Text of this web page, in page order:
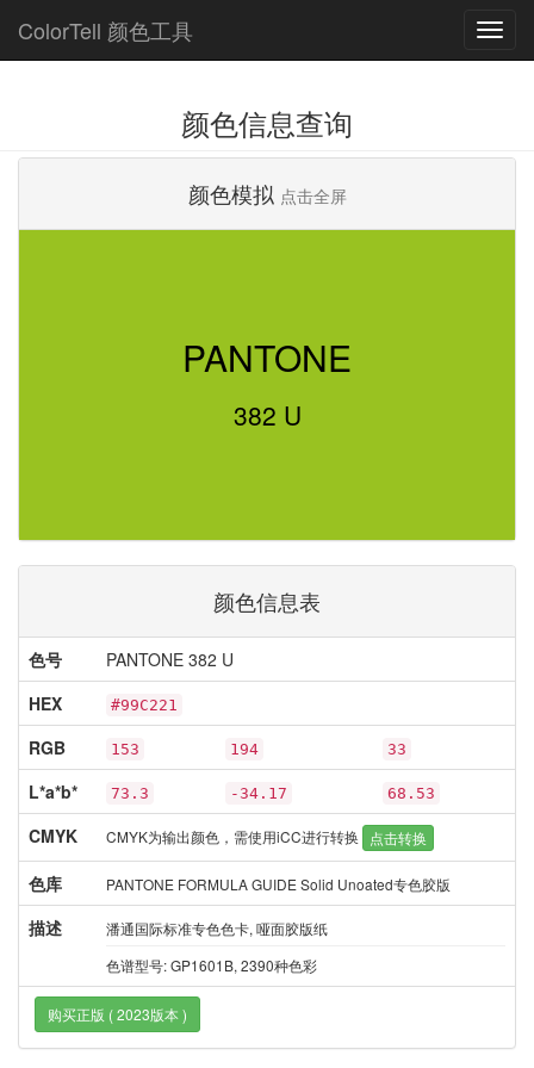
ColorTell 颜色工具
颜色信息查询
颜色模拟 点击全屏
PANTONE
382 U
颜色信息表
色号
PANTONE 382 U
HEX
#99C221
RGB 153 194 33
L*a*b* 73.3 -34.17 68.53
CMYK CMYK为输出颜色，需使用iCC进行转换 点击转换
色库 PANTONE FORMULA GUIDE Solid Unoated专色胶版
描述
潘通国际标准专色色卡, 哑面胶版纸
色谱型号: GP1601B, 2390种色彩
购买正版 ( 2023版本 )